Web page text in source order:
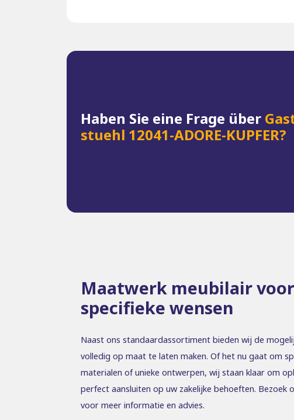
Haben Sie eine Frage über
stuehl 12041-ADORE-KUPFER?
Maatwerk meubilair
specifieke wensen
Naast ons standaardassortiment bieden wij de
volledig op maat te laten maken. Of het nu gaat om
materialen of unieke ontwerpen, wij staan klaar om
perfect aansluiten op uw zakelijke behoeften. Bezoek
voor meer informatie en advies.